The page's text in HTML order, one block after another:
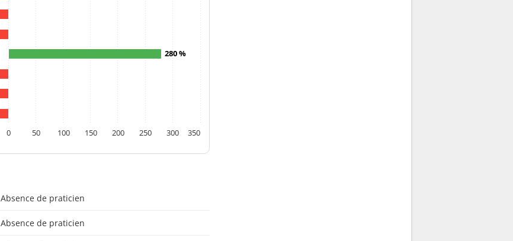
280 %
0 50 100 150 200 250 300 350
Absence de praticien
Absence de praticien